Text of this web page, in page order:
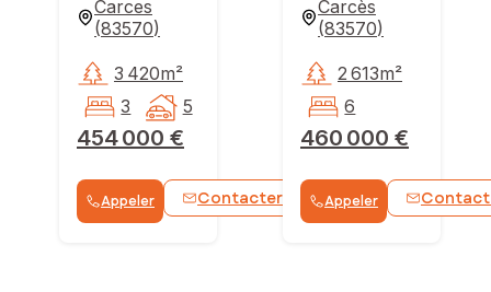
Carces
(83570)
454 000 €
3 420m²
3
5
Appeler Contacter WhatsApp
Carcès
(83570)
460 000 €
2 613m²
6
Appeler